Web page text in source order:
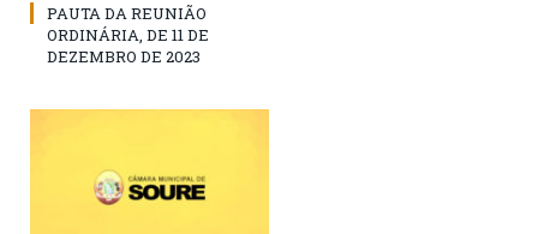
PAUTA DA REUNIÃO
ORDINÁRIA, DE 11 DE
DEZEMBRO DE 2023